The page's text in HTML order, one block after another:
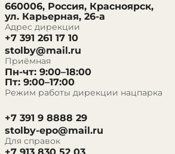
660006, Россия, Красноярск,
ул. Карьерная, 26-а
Адрес дирекции
+7 391 261 17 10
stolby@mail.ru
Приёмная
Пн-чт: 9:00–18:00
Пт: 9:00–17:00
Режим работы дирекции нацпарка
+7 391 9 8888 29
stolby-epo@mail.ru
Для справок